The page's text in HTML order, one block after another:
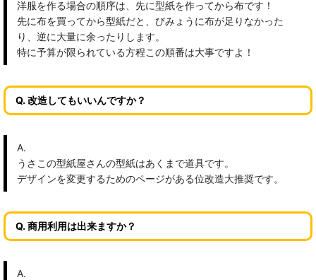
洋服を作る場合の順序は、先に型紙を作ってから布です！
先に布を買ってから型紙だと、びみょうに布が足りなかった
り、逆に大量に余ったりします。
特に予算が限られている方程この順番は大事ですよ！
Q. 改造してもいいんですか？
A.
うさこの型紙屋さんの型紙はあくまで道具です。
デザインを変更するためのページがある位改造大推奨です。
Q. 商用利用は出来ますか？
A.